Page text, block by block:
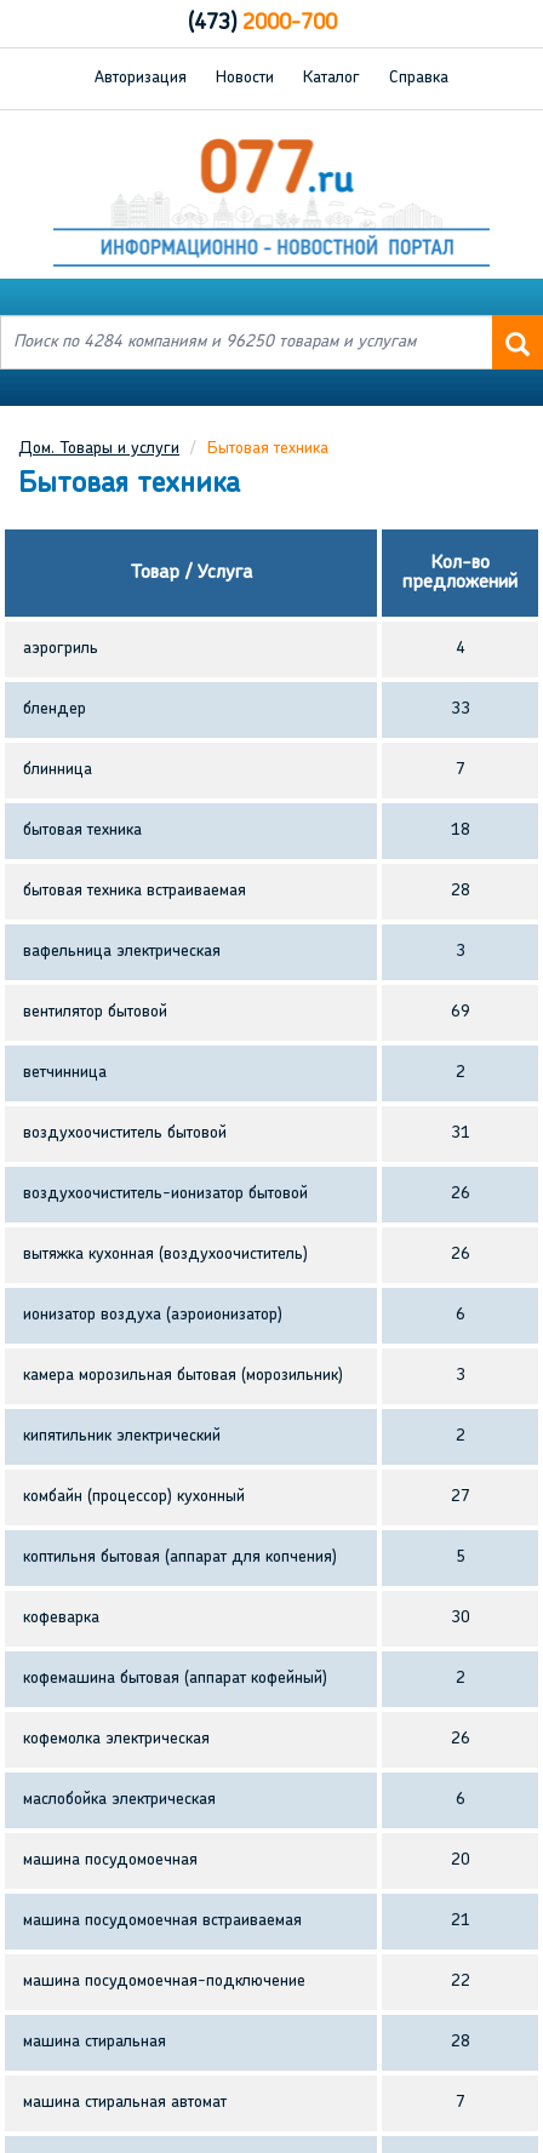
(473)2000-700
Авторизация Новости Каталог Справка
Дом. Товары и услуги Бытовая техника
Бытовая техника
Товар / Услуга
Кол-во
предложений
аэрогриль 4
блендер 33
блинница 7
бытовая техника 18
бытовая техника встраиваемая 28
вафельница электрическая 3
вентилятор бытовой 69
ветчинница 2
воздухоочиститель бытовой 31
воздухоочиститель-ионизатор бытовой 26
вытяжка кухонная (воздухоочиститель) 26
ионизатор воздуха (аэроионизатор) 6
камера морозильная бытовая (морозильник) 3
кипятильник электрический 2
комбайн (процессор) кухонный 27
коптильня бытовая (аппарат для копчения) 5
кофеварка 30
кофемашина бытовая (аппарат кофейный) 2
кофемолка электрическая 26
маслобойка электрическая 6
машина посудомоечная 20
машина посудомоечная встраиваемая 21
машина посудомоечная-подключение 22
машина стиральная 28
машина стиральная автомат 7